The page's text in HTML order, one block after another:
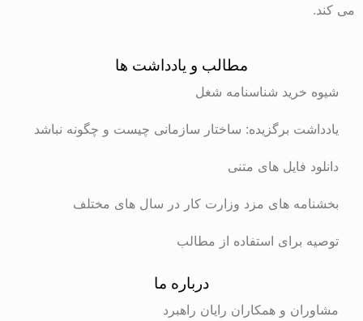
می کند.
مطالب و یادداشت ها
شیوه خرید شناسنامه شغل
یادداشت برگزیده: ساختار سازمانی چیست و چگونه نباشد
دانلود فایل های متنی
بخشنامه های مزد وزارت کار در سال های مختلف
توصیه برای استفاده از مطالب
درباره ما
مشاوران و همکاران رایان راهبرد